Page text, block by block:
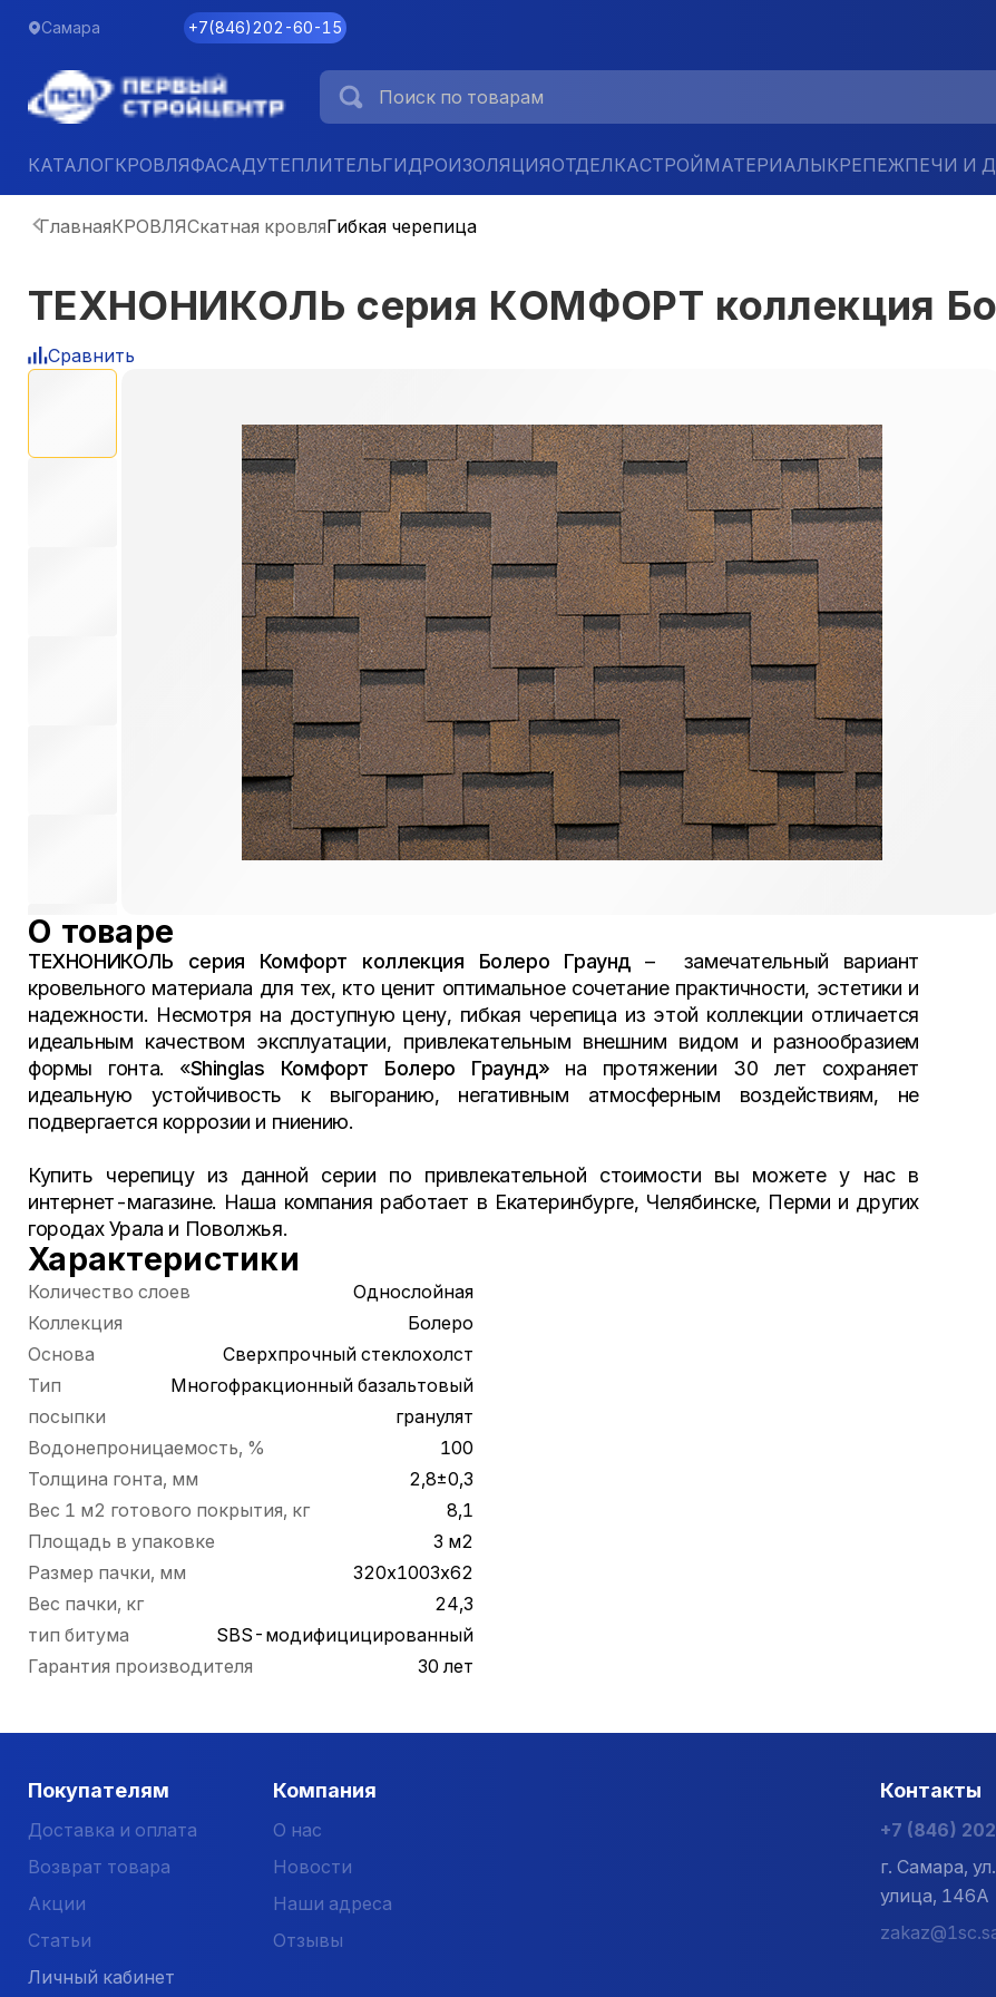
Самара +7(846)202-60-15
КАТАЛОГКРОВЛЯФАСАДУТЕПЛИТЕЛЬГИДРОИЗОЛЯЦИЯОТДЕЛКАСТРОЙМАТЕРИАЛЫКРЕПЕЖПЕЧИ И
ГлавнаяКРОВЛЯСкатная кровляГибкая черепица
ТЕХНОНИКОЛЬ серия КОМФОРТ коллекция
Сравнить
О товаре
ТЕХНОНИКОЛЬ серия Комфорт коллекция Болеро Граунд– замечательный вариант
кровельного материала для тех, кто ценит оптимальное сочетание практичности, эстетики и
надежности. Несмотря на доступную цену, гибкая черепица из этой коллекции отличается
идеальным качеством эксплуатации, привлекательным внешним видом и разнообразием
формы гонта. «Shinglas Комфорт Болеро Граунд» на протяжении 30 лет сохраняет
идеальную устойчивость к выгоранию, негативным атмосферным воздействиям, не
подвергается коррозии и гниению.
Купить черепицу из данной серии по привлекательной стоимости вы можете у нас в
интернет-магазине. Наша компания работает в Екатеринбурге, Челябинске, Перми и других
городах Урала и Поволжья.
Характеристики
Количество слоев
Однослойная
Коллекция
Болеро
Основа
Сверхпрочный стеклохолст
Тип
посыпки
Многофракционный базальтовый
гранулят
Водонепроницаемость, %
100
Толщина гонта, мм
2,8±0,3
Вес 1 м2 готового покрытия, кг
8,1
Площадь в упаковке
3 м2
Размер пачки, мм
320х1003х62
Вес пачки, кг
24,3
тип битума
SBS-модифицицированный
Гарантия производителя
30 лет
Покупателям
Доставка и оплата
Возврат товара
Акции
Статьи
Личный кабинет
Компания
О нас
Новости
Наши адреса
Отзывы
Контакты
+7 (846)
г. Самара,
улица, 146А